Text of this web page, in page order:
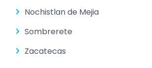
Nochistlan de Mejia
Sombrerete
Zacatecas